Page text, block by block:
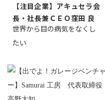
【注目企業】アキュセラ会
長・社長兼ＣＥＯ窪田 良
世界から目の病気をなくし
たい